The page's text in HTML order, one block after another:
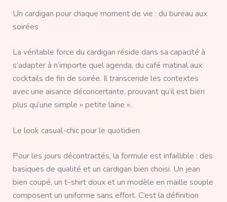
Un cardigan pour chaque moment de vie : du bureau aux
soirées
La véritable force du cardigan réside dans sa capacité à
s’adapter à n’importe quel agenda, du café matinal aux
cocktails de fin de soirée. Il transcende les contextes
avec une aisance déconcertante, prouvant qu’il est bien
plus qu’une simple « petite laine ».
Le look casual-chic pour le quotidien
Pour les jours décontractés, la formule est infaillible : des
basiques de qualité et un cardigan bien choisi. Un jean
bien coupé, un t-shirt doux et un modèle en maille souple
composent un uniforme sans effort. C’est la définition